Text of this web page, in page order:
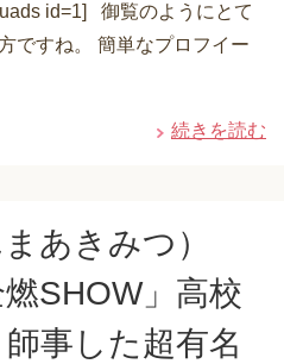
id=1] 御覧のようにとて
ですね。 簡単なプロフイー
続きを読む
あきみつ）
燃SHOW」高校
事した超有名